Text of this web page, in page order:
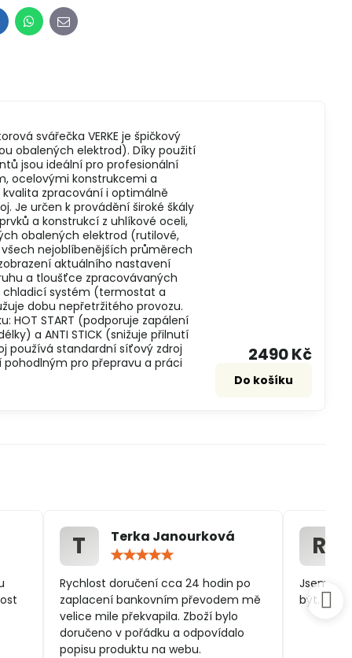
WhatsApp
E-
mail
svářečka VERKE je špičkový
obalených elektrod). Díky použití
jsou ideální pro profesionální
ocelovými konstrukcemi a
zpracování i optimálně
Je určen k provádění široké škály
a konstrukcí z uhlíkové oceli,
obalených elektrod (rutilové,
všech nejoblíbenějších průměrech
aktuálního nastavení
a tloušťce zpracovávaných
chladicí systém (termostat a
dobu nepřetržitého provozu.
HOT START (podporuje zapálení
a ANTI STICK (snižuje přilnutí
používá standardní síťový zdroj
pro přepravu a práci
2490 Kč
Do košíku
T
Terka Janourková
/
5
Rychlost doručení cca 24 hodin po
zaplacení bankovním převodem mě
velice mile překvapila. Zboží bylo
doručeno v pořádku a odpovídalo
popisu produktu na webu.
R
Jsem
být.